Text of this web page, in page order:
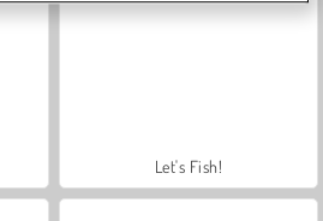
Let's Fish!